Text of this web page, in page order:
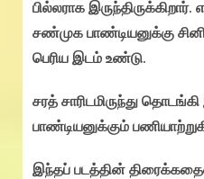
பில்லராக
சண்முக பாண்டியனுக்கு
பெரிய இடம் உண்டு.
சரத் சாரிடமிருந்து
பாண்டியனுக்கும்
இந்தப் படத்தின்